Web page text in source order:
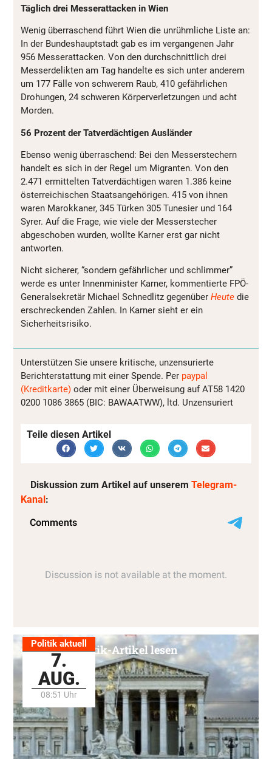
Täglich drei Messerattacken in Wien
Wenig überraschend führt Wien die unrühmliche Liste an:
In der Bundeshauptstadt gab es im vergangenen Jahr
956 Messerattacken. Von den durchschnittlich drei
Messerdelikten am Tag handelte es sich unter anderem
um 177 Fälle von schwerem Raub, 410 gefährlichen
Drohungen, 24 schweren Körperverletzungen und acht
Morden.
56 Prozent der Tatverdächtigen Ausländer
Ebenso wenig überraschend: Bei den Messerstechern
handelt es sich in der Regel um Migranten. Von den
2.471 ermittelten Tatverdächtigen waren 1.386 keine
österreichischen Staatsangehörigen. 415 von ihnen
waren Marokkaner, 345 Türken 305 Tunesier und 164
Syrer. Auf die Frage, wie viele der Messerstecher
abgeschoben wurden, wollte Karner erst gar nicht
antworten.
Nicht sicherer, “sondern gefährlicher und schlimmer”
werde es unter Innenminister Karner, kommentierte FPÖ-
Generalsekretär Michael Schnedlitz gegenüber Heute die
erschreckenden Zahlen. In Karner sieht er ein
Sicherheitsrisiko.
Unterstützen Sie unsere kritische, unzensurierte
Berichterstattung mit einer Spende. Per paypal
(Kreditkarte) oder mit einer Überweisung auf AT58 1420
0200 1086 3865 (BIC: BAWAATWW), ltd. Unzensuriert
Teile diesen Artikel
Diskussion zum Artikel auf unserem Telegram-
Kanal:
Politik aktuell
7.
AUG.
08:51 Uhr
Alle Politik-Artikel lesen